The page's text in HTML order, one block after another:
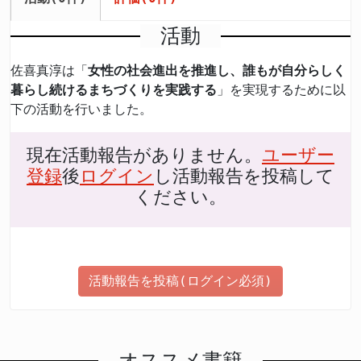
活動
佐喜真淳は「女性の社会進出を推進し、誰もが自分らしく
暮らし続けるまちづくりを実践する 」を実現するために以
下の活動を行いました。
現在活動報告がありません。 ユーザー
登録後 ログイン し活動報告を投稿して
ください。
活動報告を投稿(ログイン必須)